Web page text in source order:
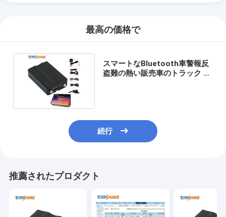
最高の価格で
スマートなBluetooth車警報反
盗難の熱い販売車のトラック バ
続行
推薦されたプロダクト